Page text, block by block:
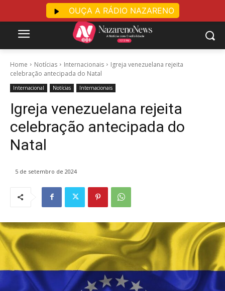
Home Notícias Internacionais
Igreja venezuelana rejeita
celebração antecipada do Natal
Internacional Notícias Internacionais
Igreja venezuelana rejeita
celebração antecipada do
Natal
5 de setembro de 2024
OUÇA A RÁDIO NAZARENO